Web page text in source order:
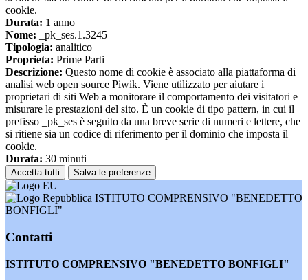
cookie.
Durata: 1 anno
Nome: _pk_ses.1.3245
Tipologia: analitico
Proprieta: Prime Parti
Descrizione: Questo nome di cookie è associato alla piattaforma di
analisi web open source Piwik. Viene utilizzato per aiutare i
proprietari di siti Web a monitorare il comportamento dei visitatori e
misurare le prestazioni del sito. È un cookie di tipo pattern, in cui il
prefisso _pk_ses è seguito da una breve serie di numeri e lettere, che
si ritiene sia un codice di riferimento per il dominio che imposta il
cookie.
Durata: 30 minuti
Accetta tutti Salva le preferenze
ISTITUTO COMPRENSIVO "BENEDETTO
BONFIGLI"
Contatti
ISTITUTO COMPRENSIVO "BENEDETTO BONFIGLI"